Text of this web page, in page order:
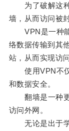
为了破解这种
墙，从而访问被
VPN是一种能
络数据传输到其
站，从而实现访
使用VPN不仅
和数据安全。
翻墙是一种更
访问外网。
无论是出于学